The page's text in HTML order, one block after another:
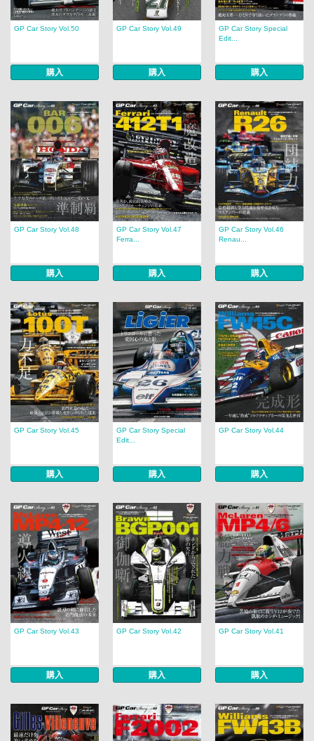
GP Car Story Vol.50
購入
GP Car Story Vol.49
購入
GP Car Story Special
Edit...
購入
GP Car Story Vol.48
購入
GP Car Story Vol.47
Ferra...
購入
GP Car Story Vol.46
Renau...
購入
GP Car Story Vol.45
購入
GP Car Story Special
Edit...
購入
GP Car Story Vol.44
購入
GP Car Story Vol.43
購入
GP Car Story Vol.42
購入
GP Car Story Vol.41
購入